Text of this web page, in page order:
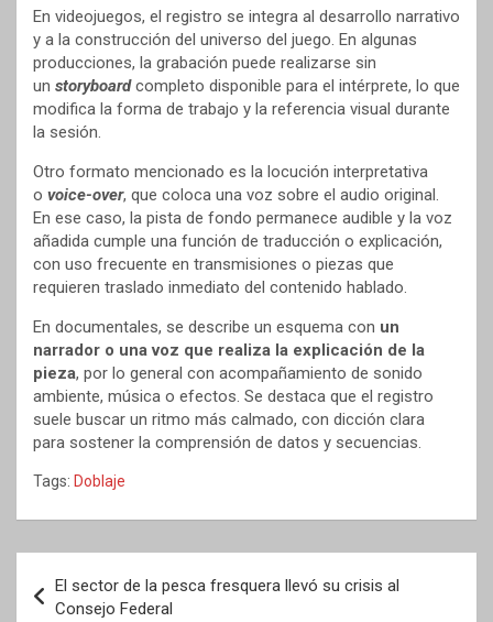
En videojuegos, el registro se integra al desarrollo narrativo
y a la construcción del universo del juego. En algunas
producciones, la grabación puede realizarse sin
un storyboardcompleto disponible para el intérprete, lo que
modifica la forma de trabajo y la referencia visual durante
la sesión.
Otro formato mencionado es la locución interpretativa
o voice-over, que coloca una voz sobre el audio original.
En ese caso, la pista de fondo permanece audible y la voz
añadida cumple una función de traducción o explicación,
con uso frecuente en transmisiones o piezas que
requieren traslado inmediato del contenido hablado.
En documentales, se describe un esquema con un
narrador o una voz que realiza la explicación de la
pieza, por lo general con acompañamiento de sonido
ambiente, música o efectos. Se destaca que el registro
suele buscar un ritmo más calmado, con dicción clara
para sostener la comprensión de datos y secuencias.
Tags: Doblaje
de
El sector de la pesca fresquera llevó su crisis al
Consejo Federal